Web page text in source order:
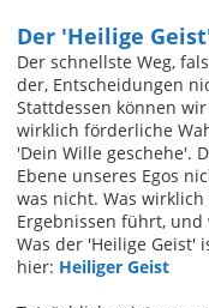
Der 'Heilige
Der schnellste Weg,
der, Entscheidungen
Stattdessen können
wirklich förderliche
'Dein Wille geschehe'.
Ebene unseres Egos
was nicht. Was
Ergebnissen führt,
Was der 'Heilige Geist'
hier: Heiliger Geist